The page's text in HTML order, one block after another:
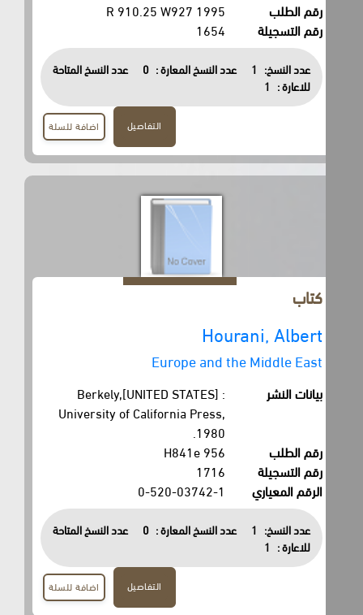
رقم الطلب
R 910.25 W927 1995
رقم التسجيلة
1654
عدد النسخ: 1 عدد النسخ المعارة : 0
عدد النسخ المتاحة
للاعارة :
1
اضافة للسلة
Hourani, Albert
Europe and the Middle East
بيانات النشر
Berkely,[UNITED STATES] :
University of California Press,
رقم الطلب
رقم التسجيلة
1716
الرقم المعياري
0-520-03742-1
عدد النسخ: 1 عدد النسخ المعارة : 0
عدد النسخ المتاحة
للاعارة :
1
اضافة للسلة